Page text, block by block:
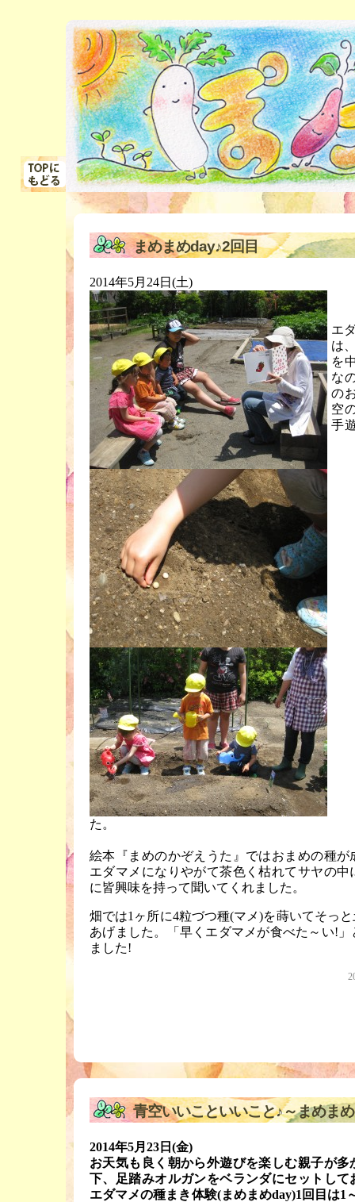
まめまめday♪2回目
2014年5月24日(土)
エ
は
を
な
の
空
手
絵本『まめのかぞえうた』ではおまめの種
エダマメになりやがて茶色く枯れてサヤの
に皆興味を持って聞いてくれました。
畑では1ヶ所に4粒づつ種(マメ)を蒔いてそっ
あげました。「早くエダマメが食べた～い!
ました!
青空いいこといいこと♪～まめま
2014年5月23日(金)
お天気も良く朝から外遊びを楽しむ親子が
下、足踏みオルガンをベランダにセットし
エダマメの種まき体験(まめまめday)1回目は1